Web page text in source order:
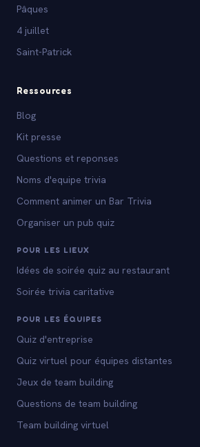
Pâques
4 juillet
Saint-Patrick
Ressources
Blog
Kit presse
Questions et reponses
Noms d'equipe trivia
Comment animer un Bar Trivia
Organiser un pub quiz
POUR LES LIEUX
Idées de soirée quiz au restaurant
Soirée trivia caritative
POUR LES ÉQUIPES
Quiz d'entreprise
Quiz virtuel pour équipes distantes
Jeux de team building
Questions de team building
Team building virtuel